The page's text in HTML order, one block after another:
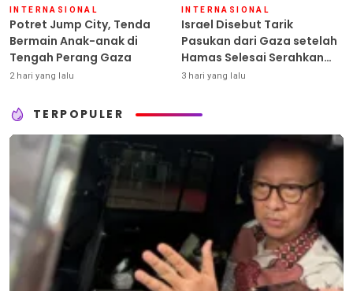
INTERNASIONAL
Potret Jump City, Tenda
Bermain Anak-anak di
Tengah Perang Gaza
2 hari yang lalu
INTERNASIONAL
Israel Disebut Tarik
Pasukan dari Gaza setelah
Hamas Selesai Serahkan
Senjata
3 hari yang lalu
TERPOPULER